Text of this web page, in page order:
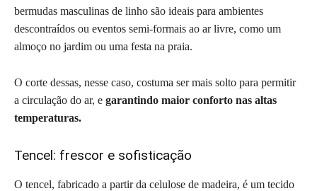
bermudas masculinas de linho são ideais para ambientes
descontraídos ou eventos semi-formais ao ar livre, como um
almoço no jardim ou uma festa na praia.
O corte dessas, nesse caso, costuma ser mais solto para permitir
a circulação do ar, e garantindo maior conforto nas altas
temperaturas.
Tencel: frescor e sofisticação
O tencel, fabricado a partir da celulose de madeira, é um tecido